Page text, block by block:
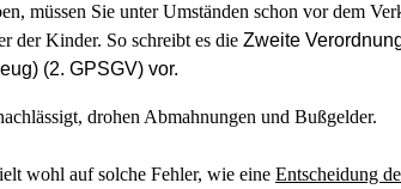
müssen Sie unter Umständen schon vor dem
der Kinder. So schreibt es die Zweite
(2. GPSGV) vor.
drohen Abmahnungen und Bußgelder.
wohl auf solche Fehler, wie eine Entscheidung